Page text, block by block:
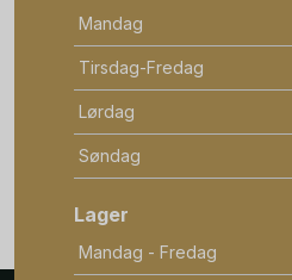
Mandag
Tirsdag-Fredag
Lørdag
Søndag
Lager
Mandag - Fredag